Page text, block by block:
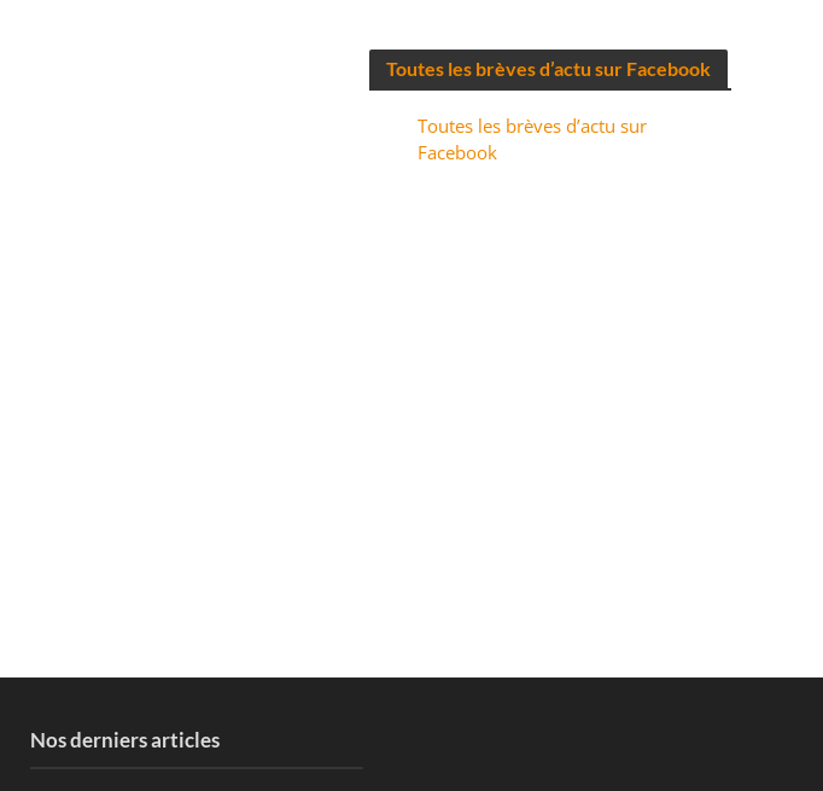
Toutes les brèves d’actu sur Facebook
Toutes les brèves d’actu sur
Facebook
Nos derniers articles